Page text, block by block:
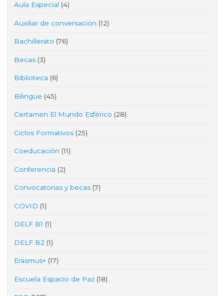
Aula Especial (4)
Auxiliar de conversación (12)
Bachillerato (76)
Becas (3)
Biblioteca (6)
Bilingüe (45)
Certamen El Mundo Esférico (28)
Ciclos Formativos (25)
Coeducación (11)
Conferencia (2)
Convocatorias y becas (7)
COVID (1)
DELF B1 (1)
DELF B2 (1)
Erasmus+ (17)
Escuela Espacio de Paz (18)